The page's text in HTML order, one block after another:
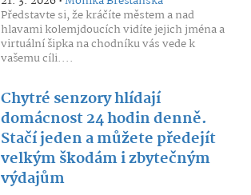
Představte si, že kráčíte městem a nad
hlavami kolemjdoucích vidíte jejich jména a
virtuální šipka na chodníku vás vede k
vašemu cíli....
Chytré senzory hlídají
domácnost 24 hodin denně.
Stačí jeden a můžete předejít
velkým škodám i zbytečným
výdajům